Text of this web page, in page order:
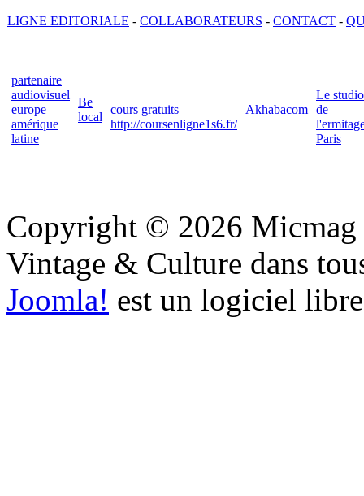
LIGNE EDITORIALE - COLLABORATEURS - CONTACT -
partenaire
audiovisuel
europe
amérique
latine
Be
local
cours gratuits
http://coursenligne1s6.fr/
Akhabacom
Le studio
de
Paris
Copyright © 2026 Micmag
Vintage & Culture dans
Joomla! est un logiciel